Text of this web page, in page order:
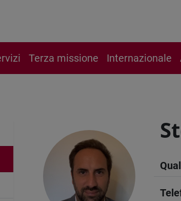
Terza missione Internazionale